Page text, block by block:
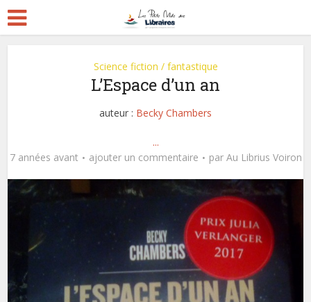
Science fiction / fantastique
L’Espace d’un an
auteur : Becky Chambers
...
7 années avant
ajouter un commentaire par Au Librius Voiron